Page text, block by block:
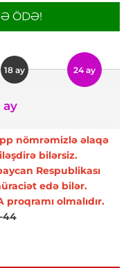
ÖDƏ!
18 ay 24 ay
ay
nömrəmizlə əlaqə
bilərsiz.
Respublikası
edə bilər.
olmalıdır.
44